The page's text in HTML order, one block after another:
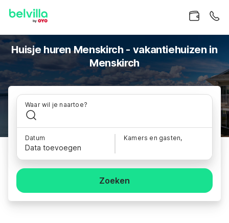
Huisje huren Menskirch - vakantiehuizen in
Menskirch
Waar wil je naartoe?
Datum
Data toevoegen
Kamers en gasten,
Zoeken